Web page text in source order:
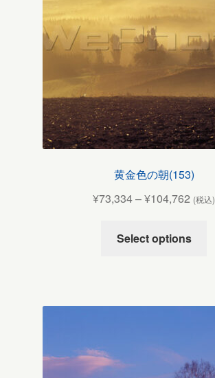
黄金色の朝(153)
¥73,334–¥104,762 (税込)
Select options